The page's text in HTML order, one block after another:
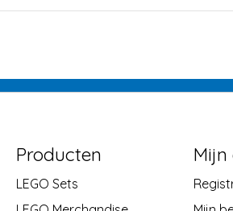
Producten
LEGO Sets